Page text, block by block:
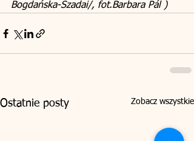
Bogdańska-Szadai/, fot.Barbara Pál )
Ostatnie posty Zobacz wszystkie